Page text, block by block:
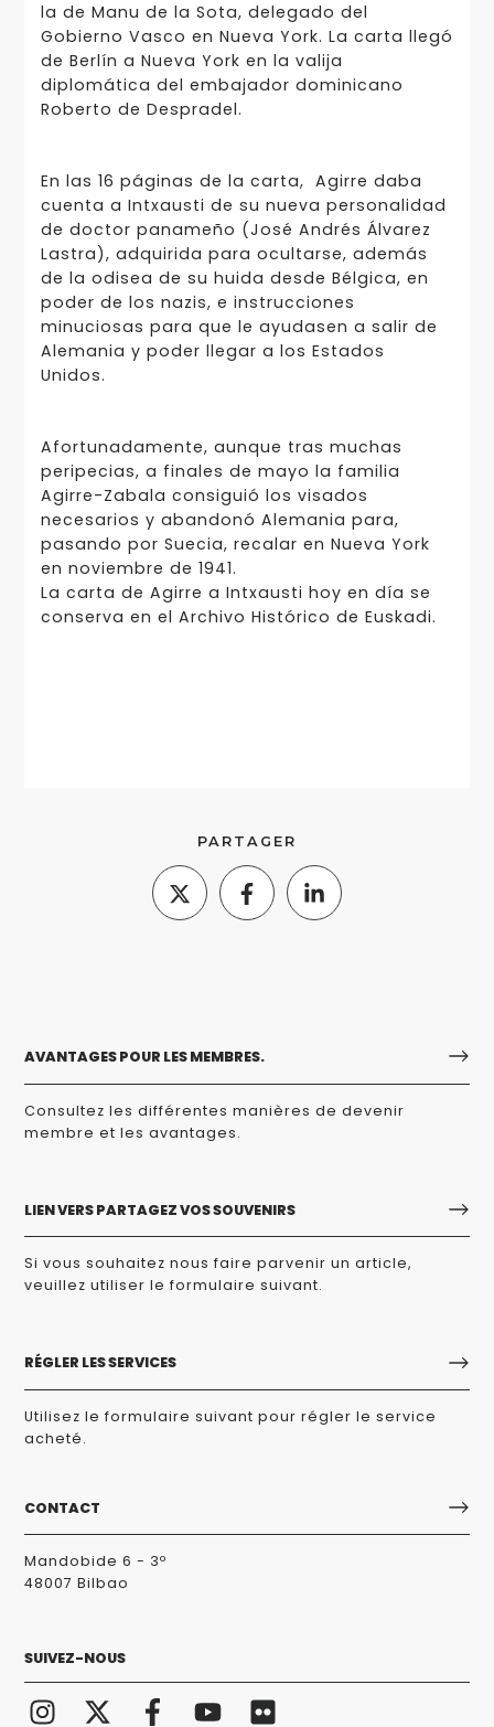
la de Manu de la Sota, delegado del
Gobierno Vasco en Nueva York. La carta llegó
de Berlín a Nueva York en la valija
diplomática del embajador dominicano
Roberto de Despradel.
En las 16 páginas de la carta, Agirre daba
cuenta a Intxausti de su nueva personalidad
de doctor panameño (José Andrés Álvarez
Lastra), adquirida para ocultarse, además
de la odisea de su huida desde Bélgica, en
poder de los nazis, e instrucciones
minuciosas para que le ayudasen a salir de
Alemania y poder llegar a los Estados
Unidos.
Afortunadamente, aunque tras muchas
peripecias, a finales de mayo la familia
Agirre-Zabala consiguió los visados
necesarios y abandonó Alemania para,
pasando por Suecia, recalar en Nueva York
en noviembre de 1941.
La carta de Agirre a Intxausti hoy en día se
conserva en el Archivo Histórico de Euskadi.
PARTAGER
AVANTAGES POUR LES MEMBRES.
Consultez les différentes manières de devenir
membre et les avantages.
LIEN VERS PARTAGEZ VOS SOUVENIRS
Si vous souhaitez nous faire parvenir un article,
veuillez utiliser le formulaire suivant.
RÉGLER LES SERVICES
Utilisez le formulaire suivant pour régler le service
acheté.
CONTACT
Mandobide 6 - 3º
48007 Bilbao
SUIVEZ-NOUS